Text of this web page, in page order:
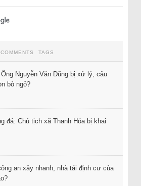
COMMENTS TAGS
Nguyễn Văn Dũng bị xử lý, câu
bỏ ngỏ?
đá: Chủ tịch xã Thanh Hóa bị khai
an xây nhanh, nhà tái định cư của